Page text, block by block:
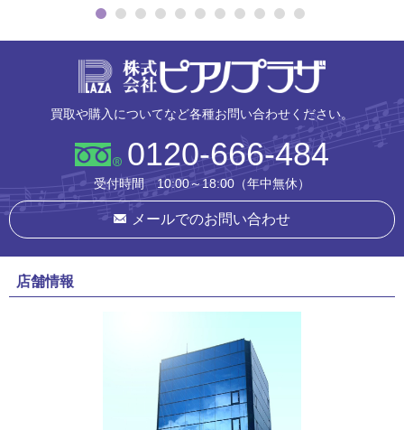
買取や購入についてなど各種お問い合わせください。
0120-666-484
受付時間 10:00～18:00（年中無休）
メールでのお問い合わせ
店舗情報